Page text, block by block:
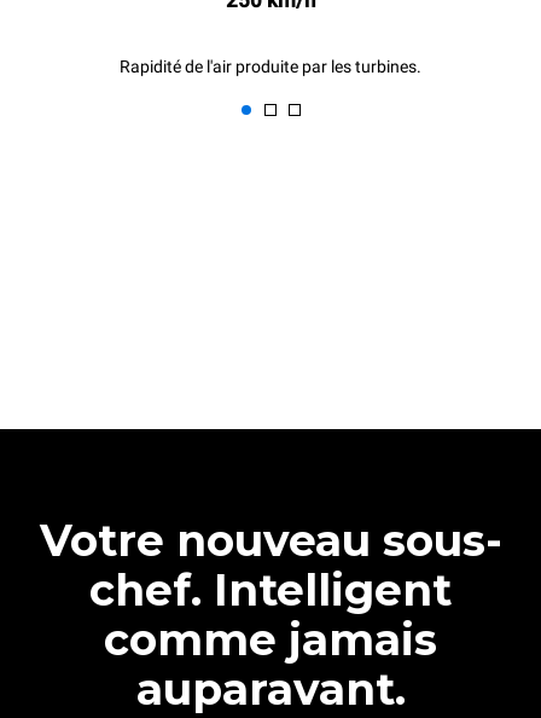
Rapidité de l'air produite par les turbines.
Votre nouveau sous-
chef. Intelligent
comme jamais
auparavant.